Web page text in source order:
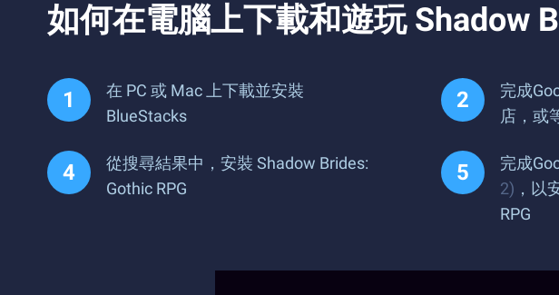
如何在電腦上下載和遊玩 Shadow
在 PC 或 Mac 上下載並安裝
BlueStacks
完成
店，或
從搜尋結果中，安裝 Shadow Brides:
Gothic RPG
完成
2) ，以
RPG